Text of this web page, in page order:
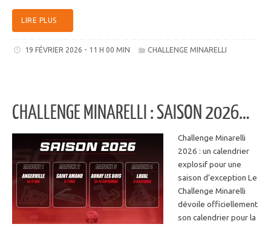
LIRE PLUS
19 FÉVRIER 2026 - 11 H 00 MIN CHALLENGE MINARELLI
CHALLENGE MINARELLI : SAISON 2026…
Challenge Minarelli
2026 : un calendrier
explosif pour une
saison d’exception Le
Challenge Minarelli
dévoile officiellement
son calendrier pour la